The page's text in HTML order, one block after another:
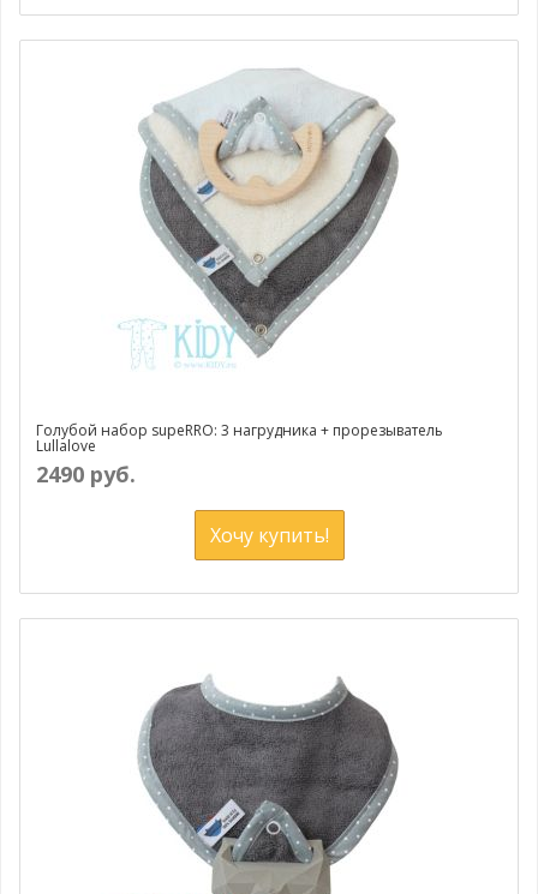
Голубой набор supeRRO: 3 нагрудника + прорезыватель
Lullalove
2490 руб.
Хочу купить!